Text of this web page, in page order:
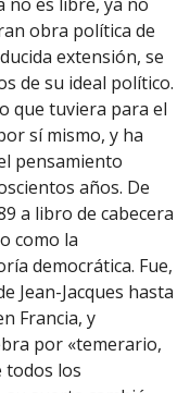
obra política de
extensión, se
de su ideal político.
que tuviera para el
sí mismo, y ha
pensamiento
años. De
a libro de cabecera
como la
democrática. Fue,
Jean-Jacques hasta
Francia, y
por «temerario,
todos los